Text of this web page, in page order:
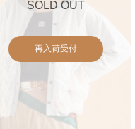
SOLD OUT
再入荷受付